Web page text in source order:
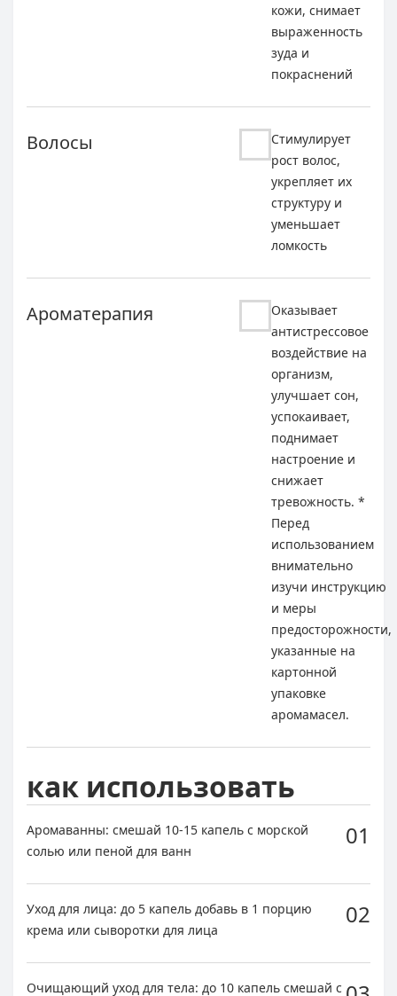
кожи, снимает
выраженность
зуда и
покраснений
Волосы
Стимулирует
рост волос,
укрепляет их
структуру и
уменьшает
ломкость
Ароматерапия
Оказывает
антистрессовое
воздействие на
организм,
улучшает сон,
успокаивает,
поднимает
настроение и
снижает
тревожность. *
Перед
использованием
внимательно
изучи инструкцию
и меры
предосторожности,
указанные на
картонной
упаковке
аромамасел.
как использовать
Аромаванны: смешай 10-15 капель с морской
солью или пеной для ванн
01
Уход для лица: до 5 капель добавь в 1 порцию
крема или сыворотки для лица
02
Очищающий уход для тела: до 10 капель смешай с